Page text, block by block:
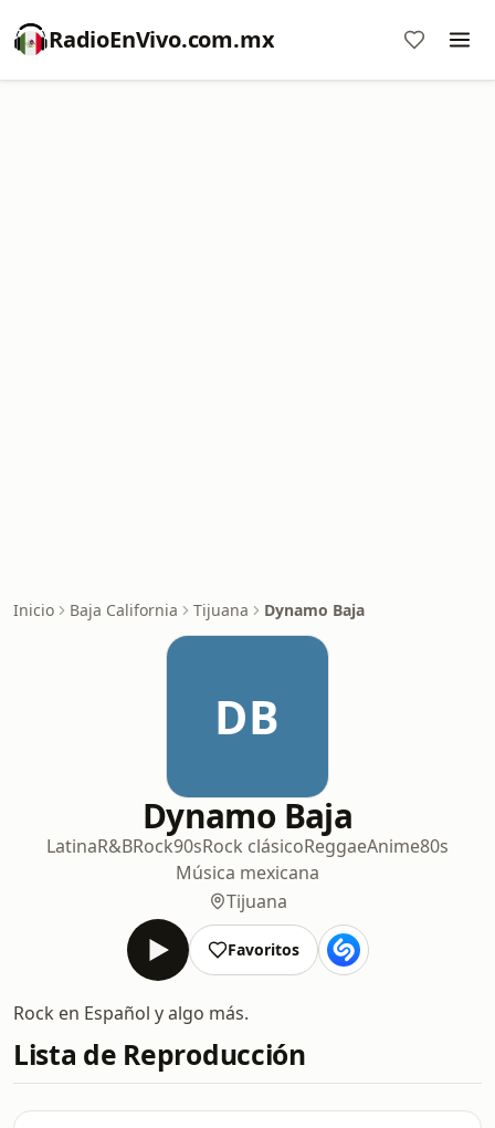
RadioEnVivo.com.mx
Inicio Baja California Tijuana Dynamo Baja
DB
Dynamo Baja
LatinaR&BRock90sRock clásicoReggaeAnime80s
Música mexicana
Tijuana
Favoritos
Rock en Español y algo más.
Lista de Reproducción